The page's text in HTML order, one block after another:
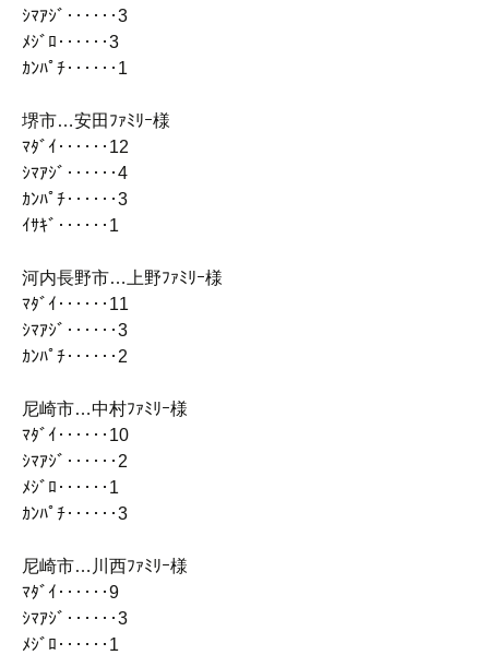
ｼﾏｱｼﾞ‥‥‥3
ﾒｼﾞﾛ‥‥‥3
ｶﾝﾊﾟﾁ‥‥‥1
堺市…安田ﾌｧﾐﾘｰ様
ﾏﾀﾞｲ‥‥‥12
ｼﾏｱｼﾞ‥‥‥4
ｶﾝﾊﾟﾁ‥‥‥3
ｲｻｷﾞ‥‥‥1
河内長野市…上野ﾌｧﾐﾘｰ様
ﾏﾀﾞｲ‥‥‥11
ｼﾏｱｼﾞ‥‥‥3
ｶﾝﾊﾟﾁ‥‥‥2
尼崎市…中村ﾌｧﾐﾘｰ様
ﾏﾀﾞｲ‥‥‥10
ｼﾏｱｼﾞ‥‥‥2
ﾒｼﾞﾛ‥‥‥1
ｶﾝﾊﾟﾁ‥‥‥3
尼崎市…川西ﾌｧﾐﾘｰ様
ﾏﾀﾞｲ‥‥‥9
ｼﾏｱｼﾞ‥‥‥3
ﾒｼﾞﾛ‥‥‥1